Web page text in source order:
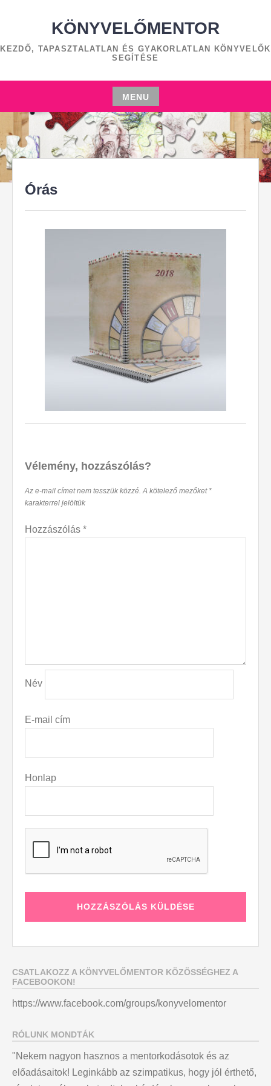
KÖNYVELŐMENTOR
KEZDŐ, TAPASZTALATLAN ÉS GYAKORLATLAN KÖNYVELŐK
SEGÍTÉSE
MENU
Skip
to
content
Órás
Vélemény, hozzászólás?
Az e-mail címet nem tesszük közzé. A kötelező mezőket *
karakterrel jelöltük
Hozzászólás *
Név
E-mail cím
Honlap
CSATLAKOZZ A KÖNYVELŐMENTOR KÖZÖSSÉGHEZ A
FACEBOOKON!
https://www.facebook.com/groups/konyvelomentor
RÓLUNK MONDTÁK
"Nekem nagyon hasznos a mentorkodásotok és az
előadásaitok! Leginkább az szimpatikus, hogy jól érthető,